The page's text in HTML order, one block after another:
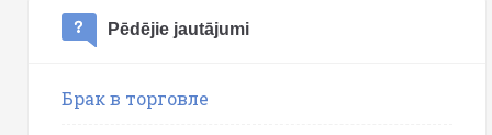
Pēdējie jautājumi
Брак в торговле